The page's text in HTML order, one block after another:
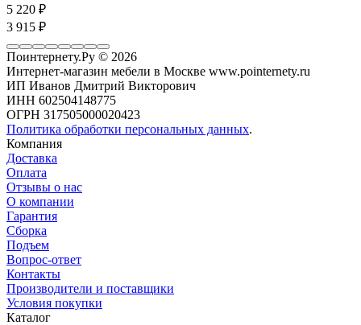
5 220 ₽
3 915 ₽
Поинтернету.Ру © 2026
Интернет-магазин мебели в Москве www.pointernety.ru
ИП Иванов Дмитрий Викторович
ИНН 602504148775
ОГРН 317505000020423
Политика обработки персональных данных.
Компания
Доставка
Оплата
Отзывы о нас
О компании
Гарантия
Сборка
Подъем
Вопрос-ответ
Контакты
Производители и поставщики
Условия покупки
Каталог